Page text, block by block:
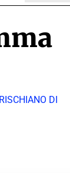
DI